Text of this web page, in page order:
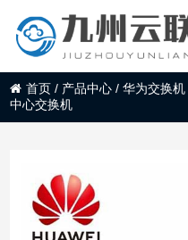
首页 / 产品中心 /华为交换机
中心交换机